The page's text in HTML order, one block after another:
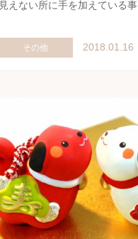
見えない所に手を加えている事
その他 2018.01.16